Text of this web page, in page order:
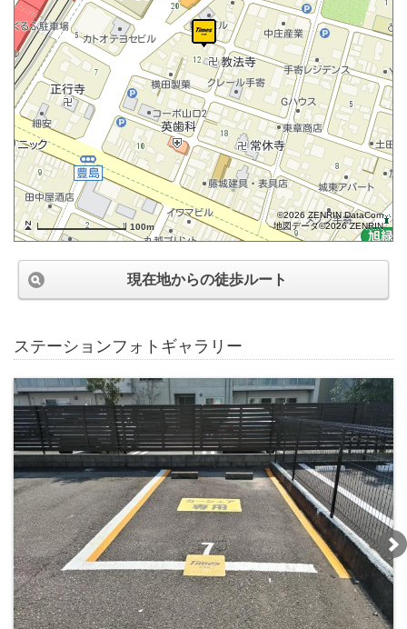
100m
©2026 ZENRIN DataCom
地図データ©2026 ZENRIN
現在地からの徒歩ルート
ステーションフォトギャラリー